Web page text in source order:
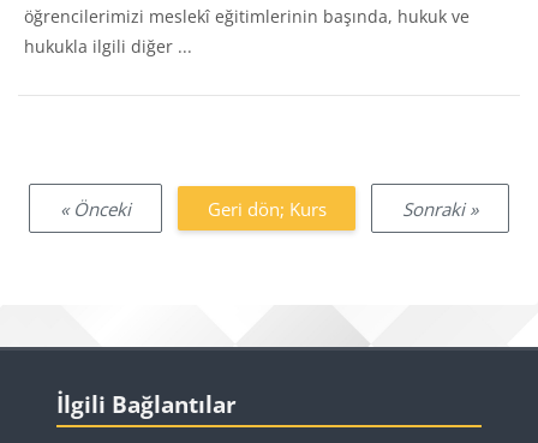
öğrencilerimizi meslekî eğitimlerinin başında, hukuk ve
hukukla ilgili diğer ...
« Önceki Geri dön; Kurs Sonraki »
Bloklar
İlgili Bağlantılar